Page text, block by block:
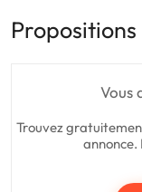
Propositions
Vous
Trouvez
annonce.